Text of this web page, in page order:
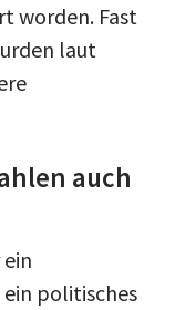
worden. Fast
laut
auch
politisches